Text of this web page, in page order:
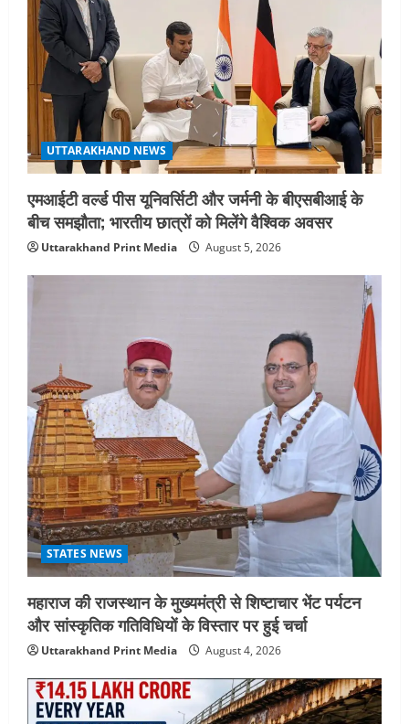
5
August 2, 2026
UTTARAKHAND NEWS
एमआईटी वर्ल्ड पीस यूनिवर्सिटी और जर्मनी के बीएसबीआई के
बीच समझौता; भारतीय छात्रों को मिलेंगे वैश्विक अवसर
Uttarakhand Print Media August 5, 2026
STATES NEWS
महाराज की राजस्थान के मुख्यमंत्री से शिष्टाचार भेंट पर्यटन
और सांस्कृतिक गतिविधियों के विस्तार पर हुई चर्चा
Uttarakhand Print Media August 4, 2026